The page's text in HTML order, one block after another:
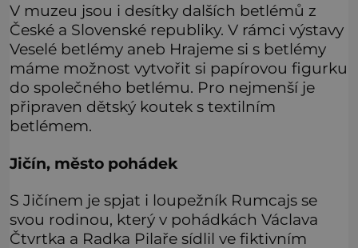
V muzeu jsou i desítky dalších betlémů z
České a Slovenské republiky. V rámci výstavy
Veselé betlémy aneb Hrajeme si s betlémy
máme možnost vytvořit si papírovou figurku
do společného betlému. Pro nejmenší je
připraven dětský koutek s textilním
betlémem.
Jičín, město pohádek
S Jičínem je spjat i loupežník Rumcajs se
svou rodinou, který v pohádkách Václava
Čtvrtka a Radka Pilaře sídlil ve fiktivním